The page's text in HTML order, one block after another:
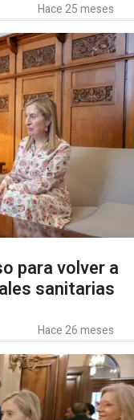
Hace 25 meses
para volver a
sanitarias
Hace 26 meses